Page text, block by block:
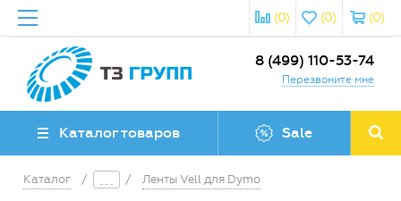
(0)
(0)
(0)
8 (499) 110-53-74
Перезвоните мне
Каталог товаров Sale
Каталог / / Ленты Vell для Dymo